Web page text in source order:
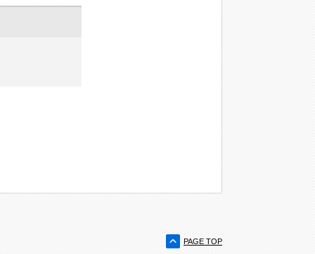
PAGE TOP